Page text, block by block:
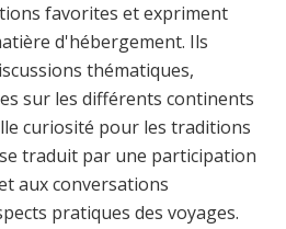
favorites et expriment
d'hébergement. Ils
thématiques,
sur les différents continents
curiosité pour les traditions
traduit par une participation
aux conversations
pratiques des voyages.